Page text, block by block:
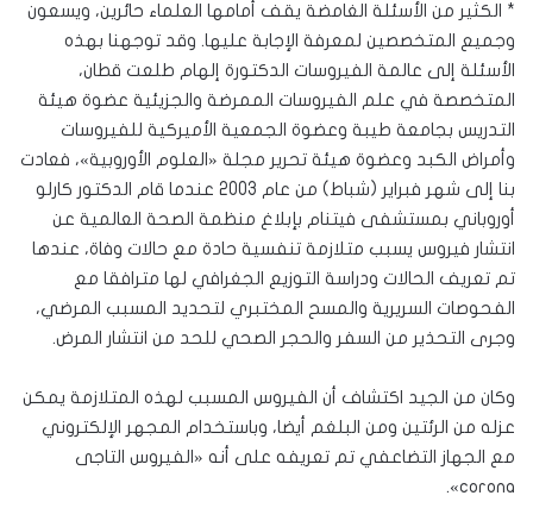
* الكثير من الأسئلة الغامضة يقف أمامها العلماء حائرين، ويسعون
وجميع المتخصصين لمعرفة الإجابة عليها. وقد توجهنا بهذه
الأسئلة إلى عالمة الفيروسات الدكتورة إلهام طلعت قطان،
المتخصصة في علم الفيروسات الممرضة والجزيئية عضوة هيئة
التدريس بجامعة طيبة وعضوة الجمعية الأميركية للفيروسات
وأمراض الكبد وعضوة هيئة تحرير مجلة «العلوم الأوروبية»، فعادت
بنا إلى شهر فبراير (شباط) من عام 2003 عندما قام الدكتور كارلو
أوروباني بمستشفى فيتنام بإبلاغ منظمة الصحة العالمية عن
انتشار فيروس يسبب متلازمة تنفسية حادة مع حالات وفاة، عندها
تم تعريف الحالات ودراسة التوزيع الجغرافي لها مترافقا مع
الفحوصات السريرية والمسح المختبري لتحديد المسبب المرضي،
وجرى التحذير من السفر والحجر الصحي للحد من انتشار المرض.
وكان من الجيد اكتشاف أن الفيروس المسبب لهذه المتلازمة يمكن
عزله من الرئتين ومن البلغم أيضا، وباستخدام المجهر الإلكتروني
مع الجهاز التضاعفي تم تعريفه على أنه «الفيروس التاجى
corona».